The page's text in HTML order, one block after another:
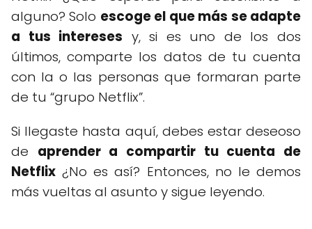
alguno? Solo escoge el que más se adapte
a tus intereses y, si es uno de los dos
últimos, comparte los datos de tu cuenta
con la o las personas que formaran parte
de tu “grupo Netflix”.
Si llegaste hasta aquí, debes estar deseoso
de aprender a compartir tu cuenta de
Netflix ¿No es así? Entonces, no le demos
más vueltas al asunto y sigue leyendo.